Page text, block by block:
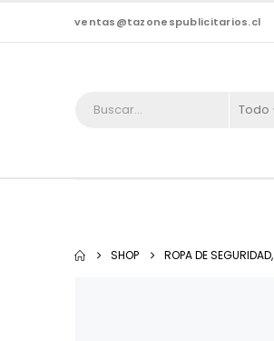
ventas@tazonespublicitarios.cl
Todo
SHOP ROPA DE SEGURIDAD,